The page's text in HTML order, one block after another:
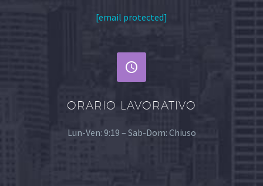
[email protected]


ORARIO LAVORATIVO
Lun-Ven: 9:19 – Sab-Dom: Chiuso